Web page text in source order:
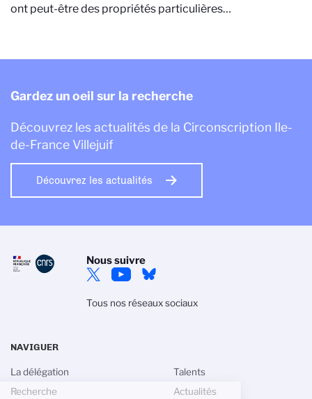
ont peut-être des propriétés particulières…
Gardez un oeil sur la recherche
Découvrez les actualités de la Circonscription Ile-
de-France Villejuif
Découvrez les actualités
Nous suivre
Tous nos réseaux sociaux
NAVIGUER
La délégation
Recherche
Talents
Actualités